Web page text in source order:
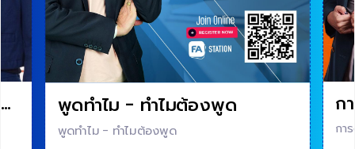
พูดทำไม - ทำไมต้องพูด
พูดทำไม - ทำไมต้องพูด
ก
กา